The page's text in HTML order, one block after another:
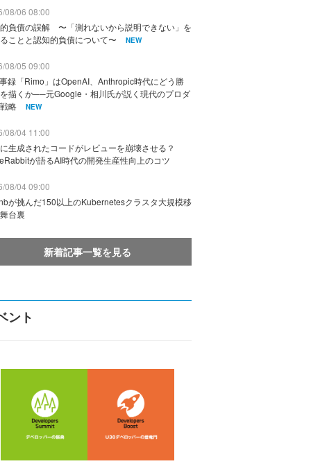
08/06 08:00
負債の誤解 〜「測れないから説明できない」を
ことと認知的負債について〜
NEW
08/05 09:00
録「Rimo」はOpenAI、Anthropic時代にどう勝
描くか──元Google・相川氏が説く現代のプロダ
略
NEW
08/04 11:00
生成されたコードがレビューを崩壊させる？
が語るAI時代の開発生産性向上のコツ
08/04 09:00
が挑んだ150以上のKubernetesクラスタ大規模移
台裏
新着記事一覧を見る
ント